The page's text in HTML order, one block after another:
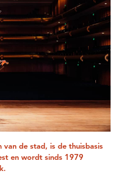
van de stad, is de thuisbasis
en wordt sinds 1979